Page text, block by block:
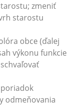
zmeniť
starostu
obce (ďalej
výkonu funkcie
odmeňovania